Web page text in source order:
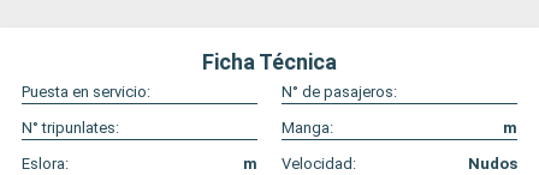
Ficha Técnica
Puesta en servicio:
N° de pasajeros:
N° tripunlates:
Manga:
m
Eslora:
m Velocidad: Nudos